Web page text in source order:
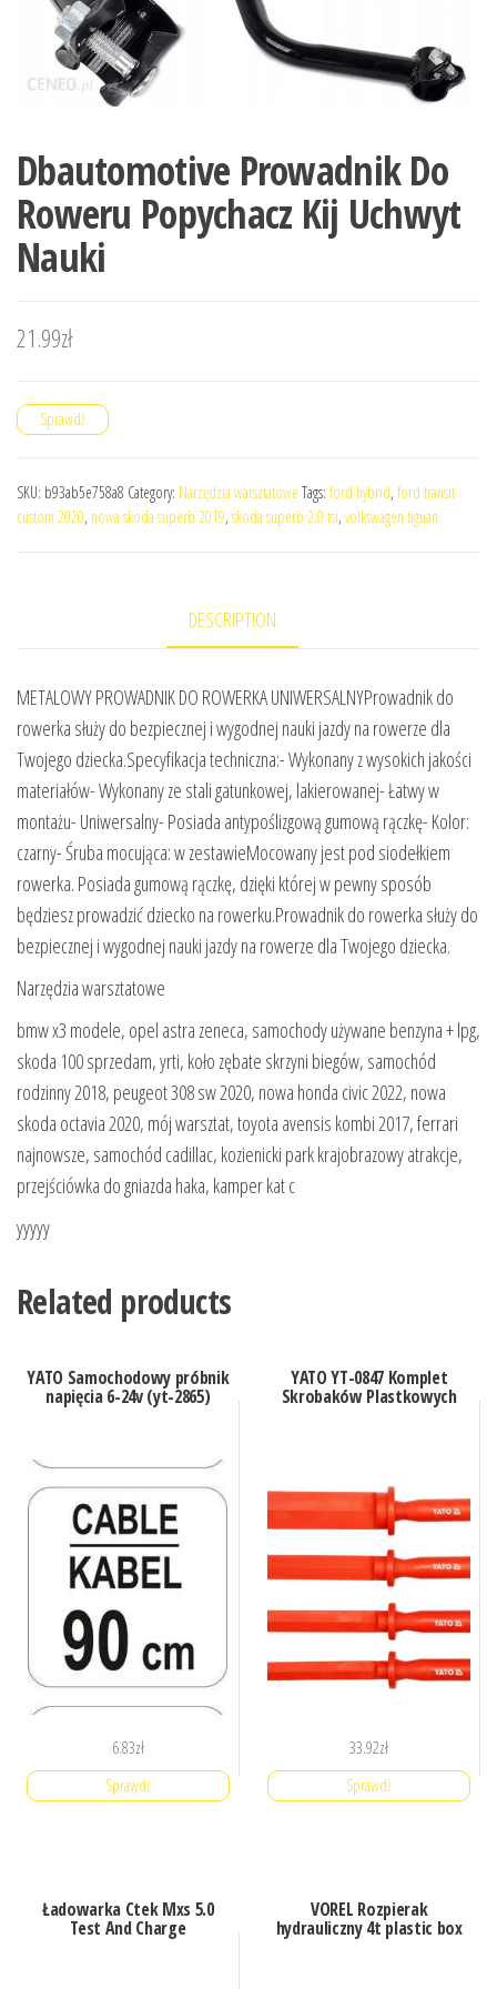
Dbautomotive Prowadnik Do
Roweru Popychacz Kij Uchwyt
Nauki
21.99zł
Sprawdź
SKU: b93ab5e758a8 Category: Narzędzia warsztatowe Tags: ford hybrid, ford transit
custom 2020, nowa skoda superb 2019, skoda superb 2.0 tsi, volkswagen tiguan
DESCRIPTION
METALOWY PROWADNIK DO ROWERKA UNIWERSALNYProwadnik do
rowerka służy do bezpiecznej i wygodnej nauki jazdy na rowerze dla
Twojego dziecka.Specyfikacja techniczna:- Wykonany z wysokich jakości
materiałów- Wykonany ze stali gatunkowej, lakierowanej- Łatwy w
montażu- Uniwersalny- Posiada antypoślizgową gumową rączkę- Kolor:
czarny- Śruba mocująca: w zestawieMocowany jest pod siodełkiem
rowerka. Posiada gumową rączkę, dzięki której w pewny sposób
będziesz prowadzić dziecko na rowerku.Prowadnik do rowerka służy do
bezpiecznej i wygodnej nauki jazdy na rowerze dla Twojego dziecka.
Narzędzia warsztatowe
bmw x3 modele, opel astra zeneca, samochody używane benzyna + lpg,
skoda 100 sprzedam, yrti, koło zębate skrzyni biegów, samochód
rodzinny 2018, peugeot 308 sw 2020, nowa honda civic 2022, nowa
skoda octavia 2020, mój warsztat, toyota avensis kombi 2017, ferrari
najnowsze, samochód cadillac, kozienicki park krajobrazowy atrakcje,
przejściówka do gniazda haka, kamper kat c
yyyyy
Related products
YATO Samochodowy próbnik
napięcia 6-24v (yt-2865)
6.83zł
Sprawdź
YATO YT-0847 Komplet
Skrobaków Plastkowych
33.92zł
Sprawdź
Ładowarka Ctek Mxs 5.0
Test And Charge
VOREL Rozpierak
hydrauliczny 4t plastic box